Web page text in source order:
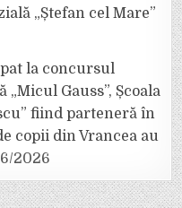
„Ștefan cel Mare”
la concursul
Gauss”, Școala
fiind parteneră în
copii din Vrancea au
2026